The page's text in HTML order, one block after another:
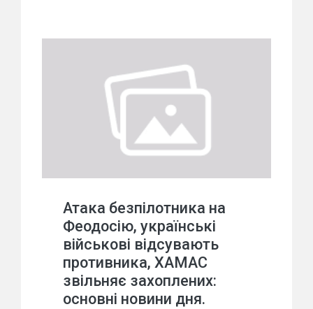
Атака безпілотника на
Феодосію, українські
військові відсувають
противника, ХАМАС
звільняє захоплених:
основні новини дня.